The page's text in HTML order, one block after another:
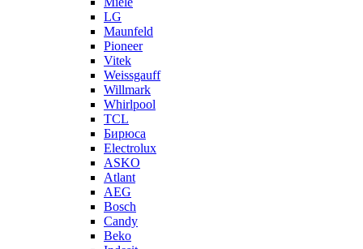
LG
Maunfeld
Pioneer
Vitek
Weissgauff
Willmark
Whirlpool
TCL
Бирюса
Electrolux
ASKO
Atlant
AEG
Bosch
Candy
Beko